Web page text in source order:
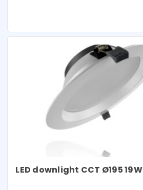
LED downlight CCT Ø195 19W